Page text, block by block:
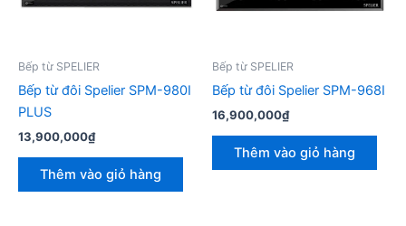
Bếp từ SPELIER
Bếp từ đôi Spelier SPM-980I
PLUS
13,900,000₫
Thêm vào giỏ hàng
Bếp từ SPELIER
Bếp từ đôi Spelier SPM-968I
16,900,000₫
Thêm vào giỏ hàng